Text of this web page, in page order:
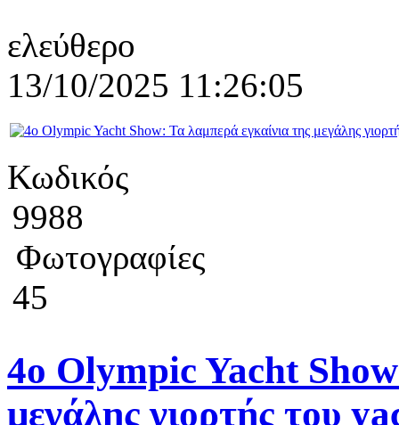
ελεύθερο
13/10/2025 11:26:05
Κωδικός
9988
Φωτογραφίες
45
4ο Olympic Yacht
μεγάλης γιορτής του